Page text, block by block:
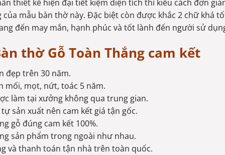
thiết kế hiện đại tiết kiệm diện tích thì kiểu cách đơn
của mẫu bàn thờ này. Đặc biệt còn được khắc 2 chữ khá
đến may mắn, hạnh phúc và tốt lành đến người sử
thờ Gỗ Toàn Thắng cam kết
đẹp trên 30 năm.
mối, mọt, nứt, toác 5 năm.
làm tại xưởng không qua trung gian.
sản xuất nên cam kết giá tận gốc.
gỗ đúng cam kết 100%.
sản phẩm trong ngoài như nhau.
và thanh toán tận nhà trên toàn quốc.